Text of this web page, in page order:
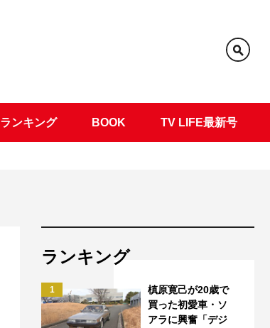
ランキング BOOK TV LIFE最新号
ランキング
1
槙原寛己が20歳で
買った初愛車・ソ
アラに興奮「デジ